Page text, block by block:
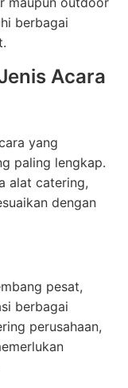
berbagai
Acara
yang
paling lengkap.
alat catering,
dengan
pesat,
berbagai
perusahaan,